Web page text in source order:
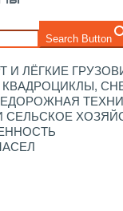
Search Button
И ЛЁГКИЕ
КВАДРОЦИКЛЫ,